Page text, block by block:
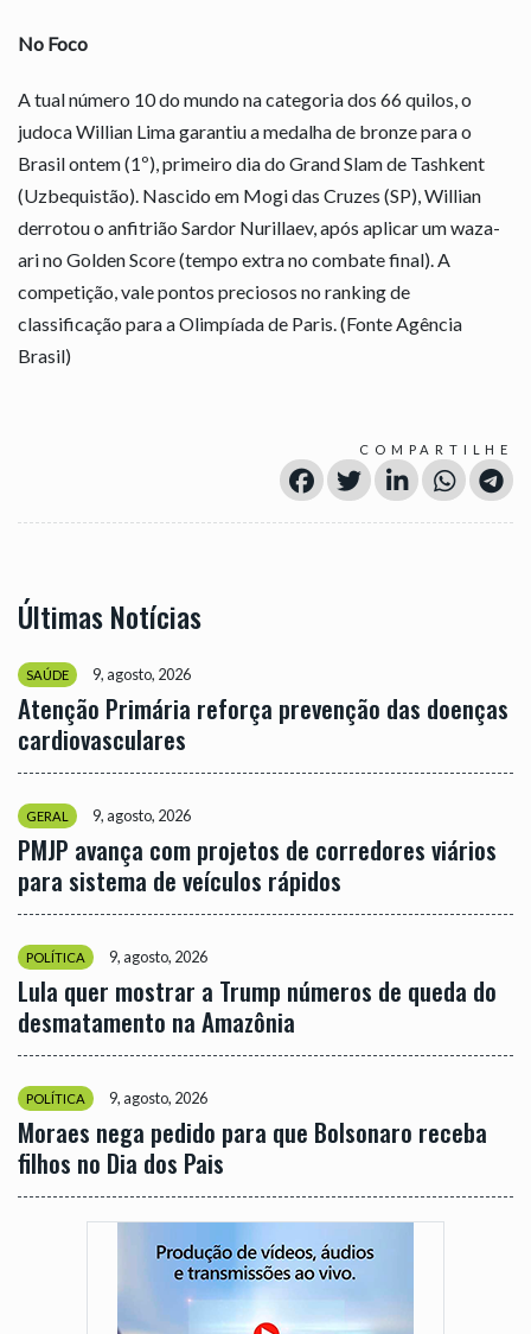
No Foco
A tual número 10 do mundo na categoria dos 66 quilos, o
judoca Willian Lima garantiu a medalha de bronze para o
Brasil ontem (1º), primeiro dia do Grand Slam de Tashkent
(Uzbequistão). Nascido em Mogi das Cruzes (SP), Willian
derrotou o anfitrião Sardor Nurillaev, após aplicar um waza-
ari no Golden Score (tempo extra no combate final). A
competição, vale pontos preciosos no ranking de
classificação para a Olimpíada de Paris. (Fonte Agência
Brasil)
COMPARTILHE
Últimas Notícias
SAÚDE 9, agosto, 2026
Atenção Primária reforça prevenção das doenças
cardiovasculares
GERAL 9, agosto, 2026
PMJP avança com projetos de corredores viários
para sistema de veículos rápidos
POLÍTICA 9, agosto, 2026
Lula quer mostrar a Trump números de queda do
desmatamento na Amazônia
POLÍTICA 9, agosto, 2026
Moraes nega pedido para que Bolsonaro receba
filhos no Dia dos Pais